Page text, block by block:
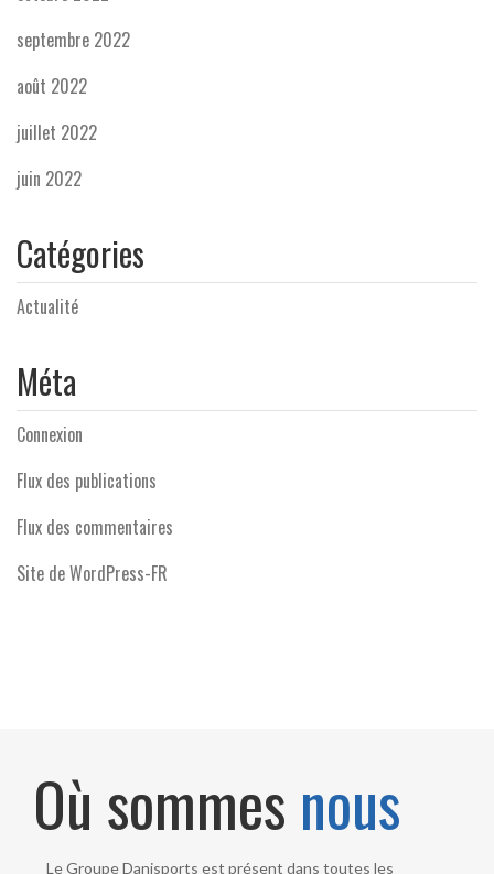
septembre 2022
août 2022
juillet 2022
juin 2022
Catégories
Actualité
Méta
Connexion
Flux des publications
Flux des commentaires
Site de WordPress-FR
Où sommes nous
Le Groupe Danisports est présent dans toutes les